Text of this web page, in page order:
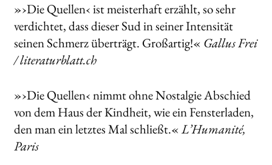
»›Die Quellen‹ ist meisterhaft erzählt, so sehr
verdichtet, dass dieser Sud in seiner Intensität
seinen Schmerz überträgt. Großartig!« Gallus Frei
/ literaturblatt.ch
»›Die Quellen‹ nimmt ohne Nostalgie Abschied
von dem Haus der Kindheit, wie ein Fensterladen,
den man ein letztes Mal schließt.«L’Humanité,
Paris